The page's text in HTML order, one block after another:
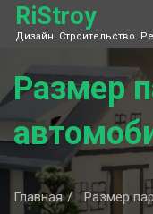
Skip
content
RiStroy
Дизайн. Строительство.
Размер
Главная Размер